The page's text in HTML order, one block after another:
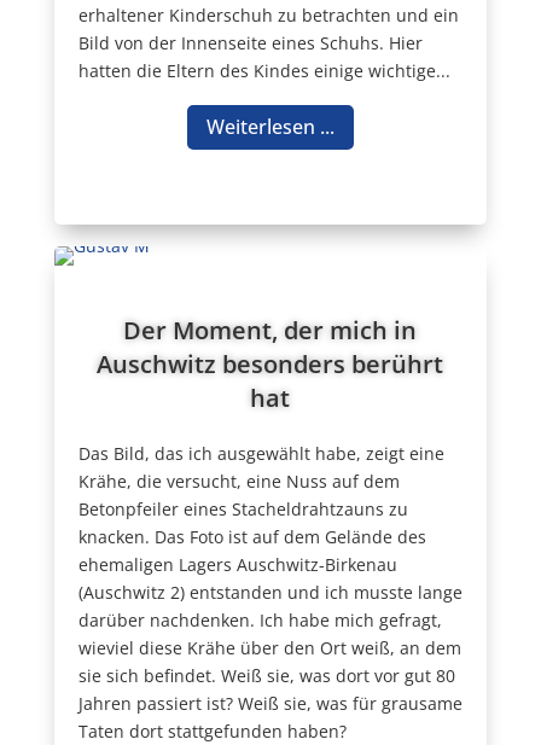
erhaltener Kinderschuh zu betrachten und ein
Bild von der Innenseite eines Schuhs. Hier
hatten die Eltern des Kindes einige wichtige...
Weiterlesen ...
Der Moment, der mich in
Auschwitz besonders berührt
hat
Das Bild, das ich ausgewählt habe, zeigt eine
Krähe, die versucht, eine Nuss auf dem
Betonpfeiler eines Stacheldrahtzauns zu
knacken. Das Foto ist auf dem Gelände des
ehemaligen Lagers Auschwitz-Birkenau
(Auschwitz 2) entstanden und ich musste lange
darüber nachdenken. Ich habe mich gefragt,
wieviel diese Krähe über den Ort weiß, an dem
sie sich befindet. Weiß sie, was dort vor gut 80
Jahren passiert ist? Weiß sie, was für grausame
Taten dort stattgefunden haben?